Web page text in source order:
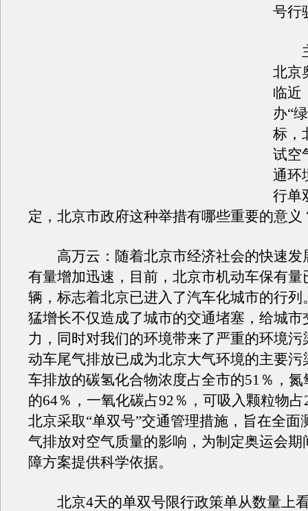
号行
主
北京
临近
办“
标，
试空
通环
行单
定，北京市政府这种举措有哪些重要的意义
高万云：随着北京市经济社会的快速发
有量增加迅速，目前，北京市机动车保有量
辆，标志着北京已进入了汽车化城市的行列
猛增长不仅造成了城市的交通堵塞，给城市
力，同时对我们的环境带来了严重的环境污
动车尾气排放已成为北京大气环境的主要污
车排放的碳氢化合物浓度占全市的51％，
的64％，一氧化碳占92％，可吸入颗粒物占
北京采取“单双号”交通管理措施，旨在全面
气排放对空气质量的影响，为制定奥运会期
障方案提供科学依据。
北京4天的单双号限行政策单从数量上